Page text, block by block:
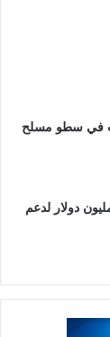
في سطو مسلح
تمنح تونس أكثر من 1.5 مليون دولار لدعم